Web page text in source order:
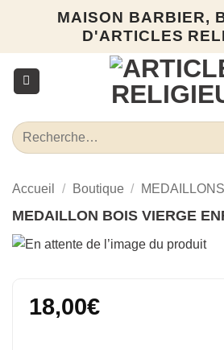
MAISON BARBIER,
D'ARTICLES
Recherche
pour :
Accueil / Boutique / MEDAILLONS
MEDAILLON BOIS VIERGE
18,00€